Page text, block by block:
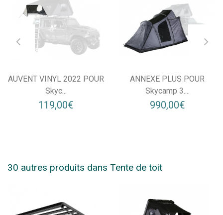
AUVENT VINYL 2022 POUR
Skyc...
119,00€
ANNEXE PLUS POUR
Skycamp 3....
990,00€
30 autres produits dans Tente de toit